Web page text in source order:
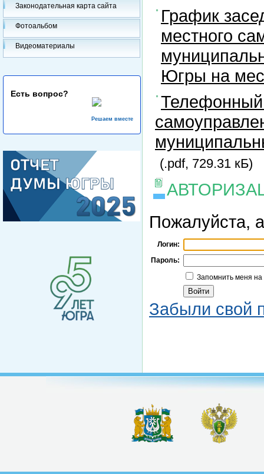
Законодательная карта сайта
Фотоальбом
Видеоматериалы
Есть вопрос?
Решаем вместе
График
местного
Югры на
Телефонный
(.pdf, 729.31 кБ)
Пожалуйста,
Логин:
Пароль:
Запомнить меня
Забыли свой